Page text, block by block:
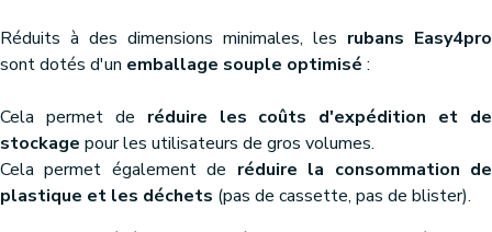
Réduits à des dimensions minimales, les rubans Easy4pro
sont dotés d'un emballage souple optimisé :
Cela permet de réduire les coûts d'expédition et de
stockage pour les utilisateurs de gros volumes.
Cela permet également de réduire la consommation de
plastique et les déchets (pas de cassette, pas de blister).